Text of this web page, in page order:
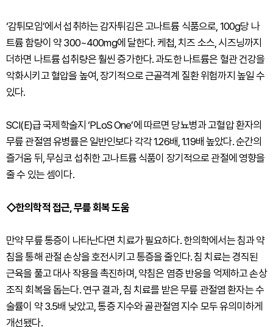
‘감튀모임’에서 섭취하는 감자튀김은 고나트륨 식품으로, 100g당 나
트륨 함량이 약 300~400mg에 달한다. 케첩, 치즈 소스, 시즈닝까지
더하면 나트륨 섭취량은 훨씬 증가한다. 과도한 나트륨은 혈관 건강을
악화시키고 혈압을 높여, 장기적으로 근골격계 질환 위험까지 높일 수
있다.
SCI(E)급 국제학술지 ‘PLoS One’에 따르면 당뇨병과 고혈압 환자의
무릎 관절염 유병률은 일반인보다 각각 1.26배, 1.19배 높았다. 순간의
즐거움 뒤, 무심코 섭취한 고나트륨 식품이 장기적으로 관절에 영향을
줄 수 있는 셈이다.
◇한의학적 접근, 무릎 회복 도움
만약 무릎 통증이 나타난다면 치료가 필요하다. 한의학에서는 침과 약
침을 통해 관절 손상을 호전시키고 통증을 줄인다. 침 치료는 경직된
근육을 풀고 대사 작용을 촉진하며, 약침은 염증 반응을 억제하고 손상
조직 회복을 돕는다. 연구 결과, 침 치료를 받은 무릎 관절염 환자는 수
술률이 약 3.5배 낮았고, 통증 지수와 골관절염 지수 모두 유의미하게
개선됐다.